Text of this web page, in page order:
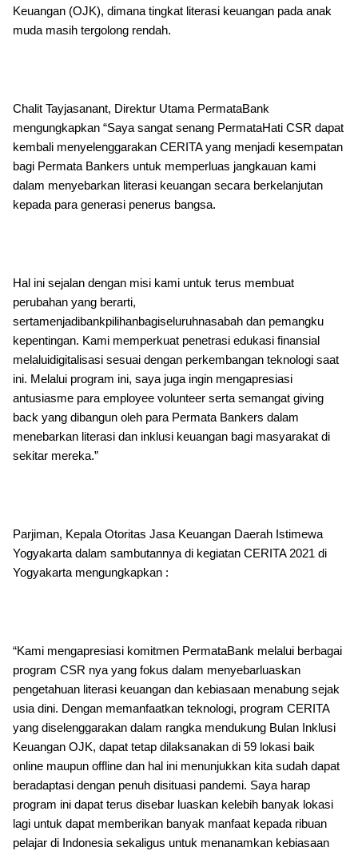
Keuangan (OJK), dimana tingkat literasi keuangan pada anak
muda masih tergolong rendah.
Chalit Tayjasanant, Direktur Utama PermataBank
mengungkapkan “Saya sangat senang PermataHati CSR dapat
kembali menyelenggarakan CERITA yang menjadi kesempatan
bagi Permata Bankers untuk memperluas jangkauan kami
dalam menyebarkan literasi keuangan secara berkelanjutan
kepada para generasi penerus bangsa.
Hal ini sejalan dengan misi kami untuk terus membuat
perubahan yang berarti,
sertamenjadibankpilihanbagiseluruhnasabah dan pemangku
kepentingan. Kami memperkuat penetrasi edukasi finansial
melaluidigitalisasi sesuai dengan perkembangan teknologi saat
ini. Melalui program ini, saya juga ingin mengapresiasi
antusiasme para employee volunteer serta semangat giving
back yang dibangun oleh para Permata Bankers dalam
menebarkan literasi dan inklusi keuangan bagi masyarakat di
sekitar mereka.”
Parjiman, Kepala Otoritas Jasa Keuangan Daerah Istimewa
Yogyakarta dalam sambutannya di kegiatan CERITA 2021 di
Yogyakarta mengungkapkan :
“Kami mengapresiasi komitmen PermataBank melalui berbagai
program CSR nya yang fokus dalam menyebarluaskan
pengetahuan literasi keuangan dan kebiasaan menabung sejak
usia dini. Dengan memanfaatkan teknologi, program CERITA
yang diselenggarakan dalam rangka mendukung Bulan Inklusi
Keuangan OJK, dapat tetap dilaksanakan di 59 lokasi baik
online maupun offline dan hal ini menunjukkan kita sudah dapat
beradaptasi dengan penuh disituasi pandemi. Saya harap
program ini dapat terus disebar luaskan kelebih banyak lokasi
lagi untuk dapat memberikan banyak manfaat kepada ribuan
pelajar di Indonesia sekaligus untuk menanamkan kebiasaan